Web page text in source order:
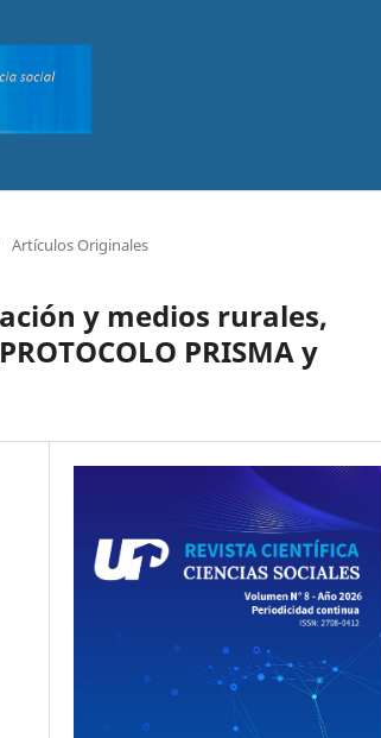
Artículos Originales
y medios rurales,
PRISMA y